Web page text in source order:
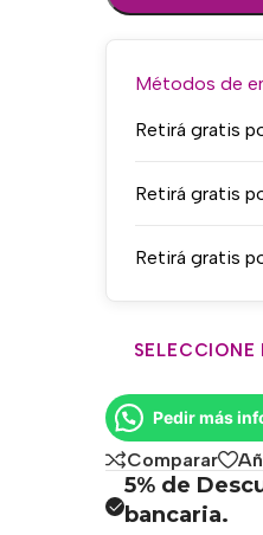
Métodos de
Retirá gratis
Retirá gratis
Retirá gratis
Pedir más
Comparar
5% de
bancaria.